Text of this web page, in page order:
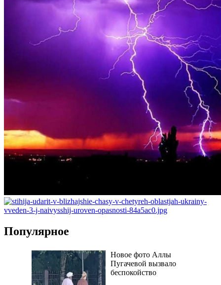
Популярное
Новое фото Аллы
Пугачевой вызвало
беспокойство